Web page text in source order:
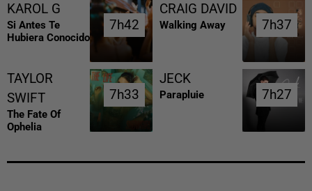
KAROL G
Si Antes Te
Hubiera Conocido
7h42
7h42
CRAIG DAVID
Walking Away 7h37
7h37
TAYLOR
SWIFT
The Fate Of
Ophelia
7h33
7h33
JECK
Parapluie 7h27
7h27